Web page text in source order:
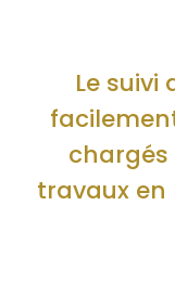
Le
travaux en